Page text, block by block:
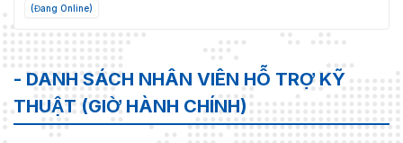
(Đang Online)
- DANH SÁCH NHÂN VIÊN HỖ TRỢ KỸ
THUẬT (GIỜ HÀNH CHÍNH)